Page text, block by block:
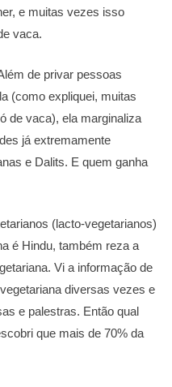
e muitas vezes isso
vaca.
de privar pessoas
(como expliquei, muitas
de vaca), ela marginaliza
já extremamente
e Dalits. E quem ganha
(lacto-vegetarianos)
é Hindu, também reza a
Vi a informação de
diversas vezes e
e palestras. Então qual
que mais de 70% da